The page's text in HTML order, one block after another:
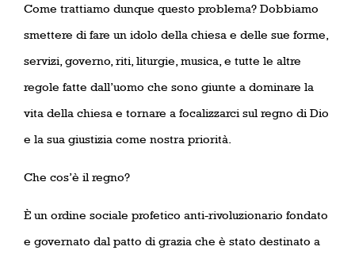
Come trattiamo dunque questo problema? Dobbiamo
smettere di fare un idolo della chiesa e delle sue forme,
servizi, governo, riti, liturgie, musica, e tutte le altre
regole fatte dall’uomo che sono giunte a dominare la
vita della chiesa e tornare a focalizzarci sul regno di Dio
e la sua giustizia come nostra priorità.
Che cos’è il regno?
È un ordine sociale profetico anti-rivoluzionario fondato
e governato dal patto di grazia che è stato destinato a